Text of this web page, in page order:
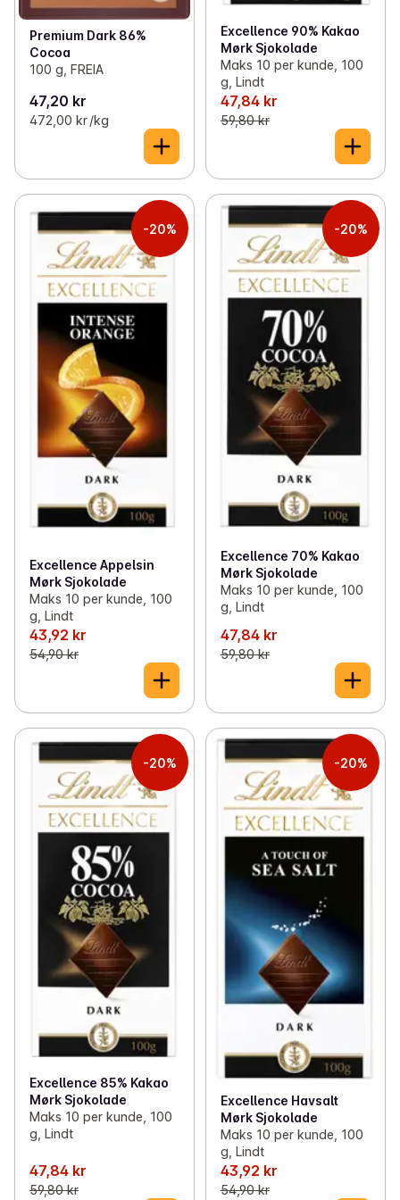
Premium Dark 86%
Cocoa
100 g, FREIA
47,20 kr
472,00 kr /kg
Excellence 90% Kakao
Mørk Sjokolade
Maks 10 per kunde, 100
g, Lindt
47,84 kr
59,80 kr
-20%
Excellence Appelsin
Mørk Sjokolade
Maks 10 per kunde, 100
g, Lindt
43,92 kr
54,90 kr
-20%
Excellence 70% Kakao
Mørk Sjokolade
Maks 10 per kunde, 100
g, Lindt
47,84 kr
59,80 kr
-20%
Excellence 85% Kakao
Mørk Sjokolade
Maks 10 per kunde, 100
g, Lindt
47,84 kr
59,80 kr
-20%
Excellence Havsalt
Mørk Sjokolade
Maks 10 per kunde, 100
g, Lindt
43,92 kr
54,90 kr